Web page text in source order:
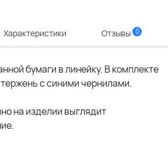
Характеристики Отзывы 0
бумаги в линейку. В комплекте
с синими чернилами.
на изделии выглядит